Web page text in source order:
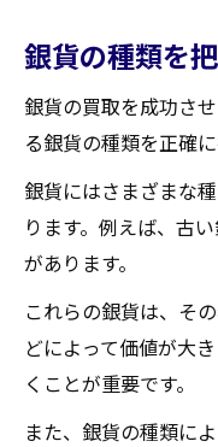
宮城県で銀貨の
べきこと
銀貨の市場
事前に準備
買取店の査
銀貨の価値
査定時に必
買取依頼前
銀貨買取の相場
性
銀貨の種類を
銀貨の買取を成功さ
る銀貨の種類を正確
銀貨にはさまざまな
ります。例えば、古
があります。
これらの銀貨は、そ
どによって価値が大
くことが重要です。
また、銀貨の種類に